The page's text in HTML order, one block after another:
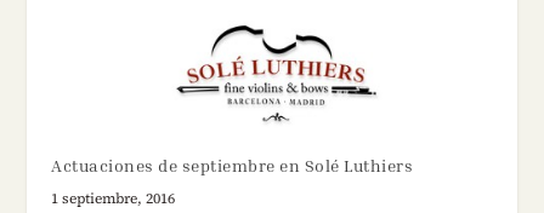
Actuaciones de septiembre en Solé Luthiers
1 septiembre, 2016